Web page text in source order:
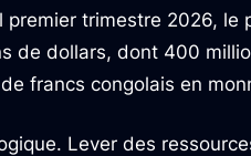
premier trimestre 2026, le
de dollars, dont 400
francs congolais en
Lever des